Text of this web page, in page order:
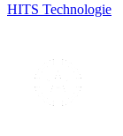
HITS Technologie